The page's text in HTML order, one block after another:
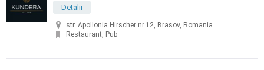
Detalii
str. Apollonia Hirscher nr.12, Brasov, Romania
Restaurant, Pub